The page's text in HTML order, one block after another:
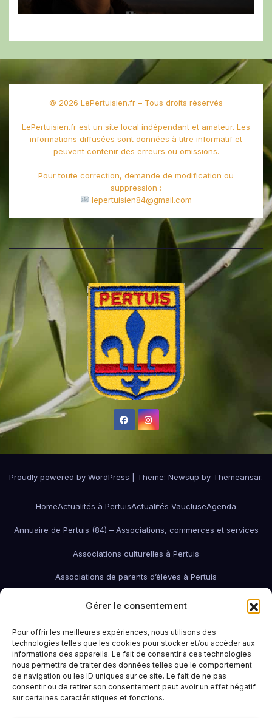
Gérer le consentement
Pour offrir les meilleures expériences, nous utilisons des
technologies telles que les cookies pour stocker et/ou accéder aux
informations des appareils. Le fait de consentir à ces technologies
nous permettra de traiter des données telles que le comportement
de navigation ou les ID uniques sur ce site. Le fait de ne pas
consentir ou de retirer son consentement peut avoir un effet négatif
sur certaines caractéristiques et fonctions.
© 2026 LePertuisien.fr – Tous droits réservés
LePertuisien.fr est un site local indépendant et amateur. Les
informations diffusées sont données à titre informatif et
peuvent contenir des erreurs ou omissions.
Pour toute correction, demande de modification ou
suppression :
lepertuisien84@gmail.com
Proudly powered by WordPress Theme: Newsup by Themeansar.
HomeActualités à PertuisActualités VaucluseAgenda
Annuaire de Pertuis (84) – Associations, commerces et services
Associations culturelles à Pertuis
Associations de parents d’élèves à Pertuis
Associations de quartier à Pertuis
associations économiques Pertuis
Associations humanitaires et socialesAssociations patriotiques
Associations petite enfanceAssociations sportives de Pertuis